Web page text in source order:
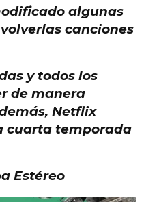
algunas
canciones
y todos los
de manera
Netflix
cuarta temporada
Estéreo